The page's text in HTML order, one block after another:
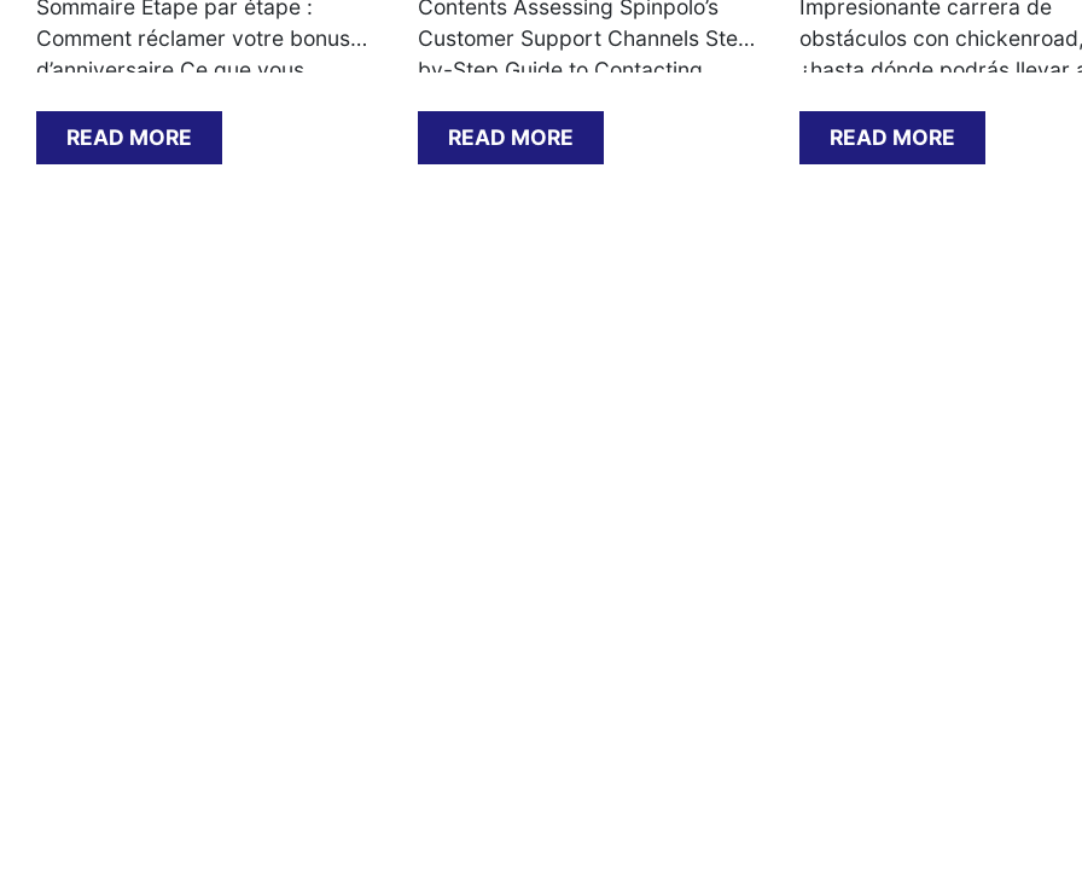
Sommaire Étape par étape :
Comment réclamer votre bonus
d’anniversaire Ce que vous
conditions de mise Documents
requis pour valider l’offre
READ MORE
Contents Assessing Spinpolo’s
Customer Support Channels Step-
by-Step Guide to Contacting
Support Scenarios and Their
Resolutions KYC Documentation:
READ MORE
Impresionante carrera de
obstáculos con chickenroad,
¿hasta dónde podrás llevar
Importancia de la
los Reflejos Estrategias para
READ MORE